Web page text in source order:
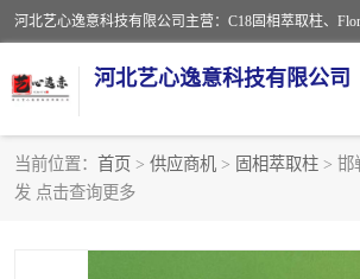
河北艺心逸意科技有限公司
当前位置： 首页 > 供应商机 > 固相萃取柱 > 邯
发 点击查询更多
固相萃取柱